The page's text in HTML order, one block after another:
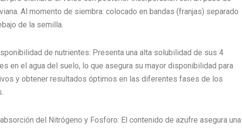
Al momento de siembra: colocado en bandas (franjas) separado
de la semilla.
de nutrientes: Presenta una alta solubilidad de sus 4
en el agua del suelo, lo que asegura su mayor disponibilidad para
y obtener resultados óptimos en las diferentes fases de los
del Nitrógeno y Fosforo: El contenido de azufre asegura una